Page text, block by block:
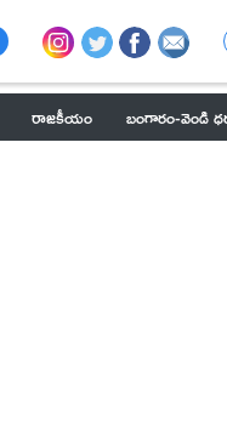
రాజకీయం బంగారం-వెండి